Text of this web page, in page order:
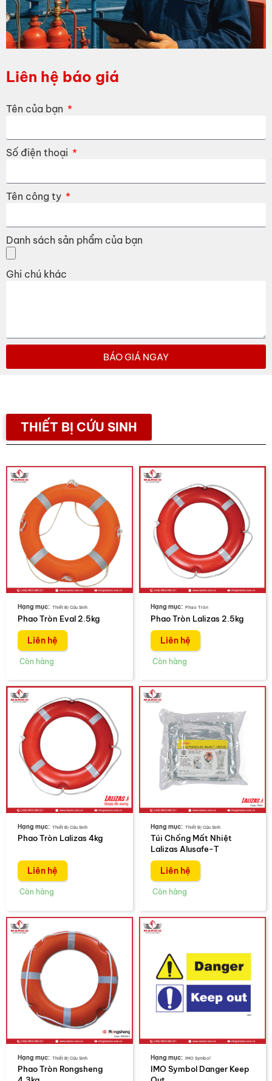
Liên hệ báo giá
Tên của bạn
Số điện thoại
Tên công ty
Danh sách sản phẩm của bạn
Ghi chú khác
BÁO GIÁ NGAY
THIẾT BỊ CỨU SINH
Thiết Bị Cứu Sinh
Phao Tròn Eval 2.5kg
Liên hệ
Phao Tròn
Phao Tròn Lalizas 2.5kg
Liên hệ
Thiết Bị Cứu Sinh
Phao Tròn Lalizas 4kg
Liên hệ
Thiết Bị Cứu Sinh
Túi Chống Mất Nhiệt
Lalizas Alusafe-T
Liên hệ
Thiết Bị Cứu Sinh
Phao Tròn Rongsheng
IMO Symbol
IMO Symbol Danger Keep